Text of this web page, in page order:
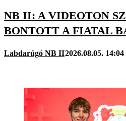
NB II: A VIDEOTON
BONTOTT A FIATAL
Labdarúgó NB II2026.08.05. 14:04